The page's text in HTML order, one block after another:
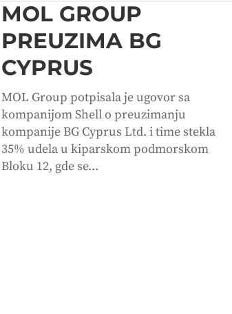
MOL GROUP
PREUZIMA BG
CYPRUS
MOL Group potpisala je ugovor sa
kompanijom Shell o preuzimanju
kompanije BG Cyprus Ltd. i time stekla
35% udela u kiparskom podmorskom
Bloku 12, gde se...